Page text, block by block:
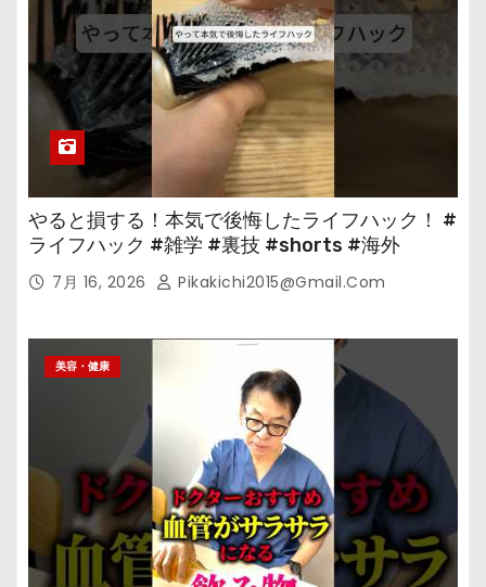
やると損する！本気で後悔したライフハック！ #
ライフハック #雑学 #裏技 #shorts #海外
7月 16, 2026 Pikakichi2015@gmail.com
美容・健康